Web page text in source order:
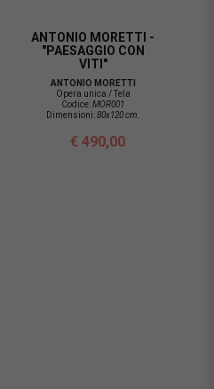
ANTONIO MORETTI -
"PAESAGGIO CON
VITI"
ANTONIO MORETTI
Opera unica / Tela
Codice:MOR001
Dimensioni:80x120 cm.
€ 490,00